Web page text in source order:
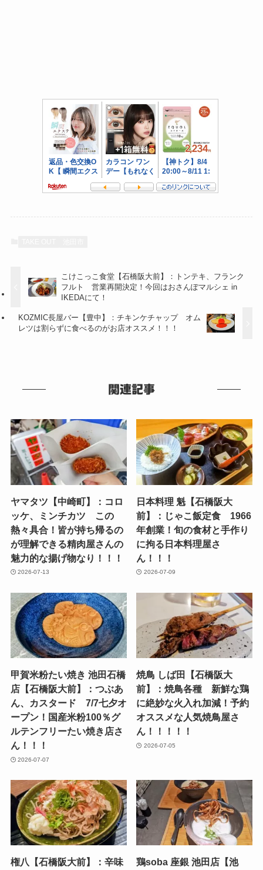
こけこっこ食堂【石橋阪大前】：トンテキ、フランク
フルト 営業再開決定！今回はおさんぽマルシェ in
IKEDAにて！
KOZMIC長屋バー【豊中】：チキンケチャップ オム
レツは割らずに食べるのがお店オススメ！！！
関連記事
ヤマタツ【中崎町】：コロ
ッケ、ミンチカツ この
熱々具合！皆が持ち帰るの
が理解できる精肉屋さんの
魅力的な揚げ物なり！！！
2026-07-13
日本料理 魁【石橋阪大
前】：じゃこ飯定食 1966
年創業！旬の食材と手作り
に拘る日本料理屋さ
ん！！！
2026-07-09
甲賀米粉たい焼き 池田石橋
店【石橋阪大前】：つぶあ
ん、カスタード 7/7七夕オ
ープン！国産米粉100％グ
ルテンフリーたい焼き店さ
ん！！！
2026-07-07
焼鳥 しば田【石橋阪大
前】：焼鳥各種 新鮮な鶏
に絶妙な火入れ加減！予約
オススメな人気焼鳥屋さ
ん！！！！！
2026-07-05
権八【石橋阪大前】：辛味
鶏soba 座銀 池田店【池